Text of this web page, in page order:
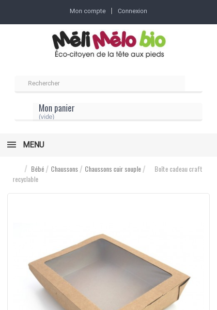
Mon compte Connexion
Mon panier
(vide)
MENU
Bébé Chaussons Chaussons cuir souple
Boîte cadeau craft
recyclable